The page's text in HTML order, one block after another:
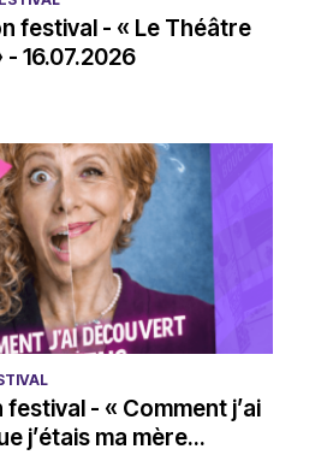
festival - « Le Théâtre
- 16.07.2026
festival - « Comment j’ai
j’étais ma mère...